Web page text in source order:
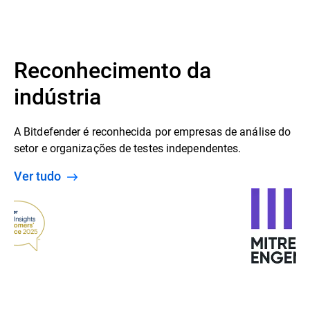
Reconhecimento da
indústria
A Bitdefender é reconhecida por empresas de análise do
setor e organizações de testes independentes.
Ver tudo